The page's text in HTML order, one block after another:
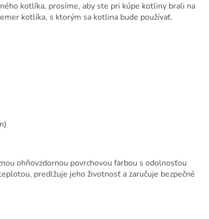
kotlíka, prosíme, aby ste pri kúpe kotliny brali na
kotlíka, s ktorým sa kotlina bude používať.
ohňovzdornou povrchovou farbou s odolnosťou
predlžuje jeho životnosť a zaručuje bezpečné